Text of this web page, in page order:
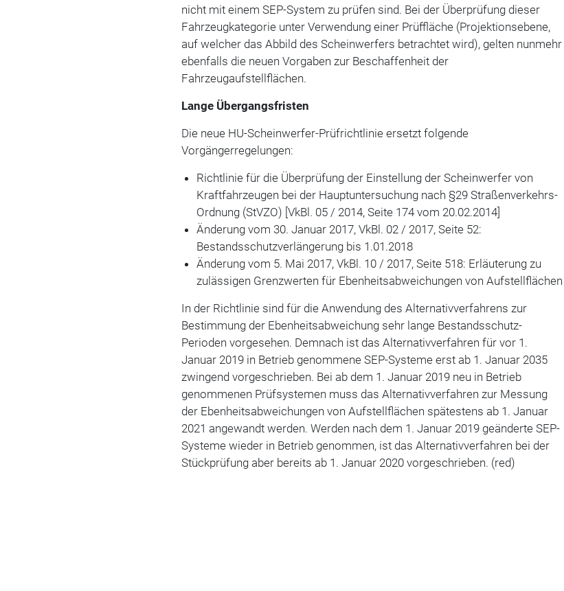
nicht mit einem SEP-System zu prüfen sind. Bei der Überprüfung dieser
Fahrzeugkategorie unter Verwendung einer Prüffläche (Projektionsebene,
auf welcher das Abbild des Scheinwerfers betrachtet wird), gelten nunmehr
ebenfalls die neuen Vorgaben zur Beschaffenheit der
Fahrzeugaufstellflächen.
Lange Übergangsfristen
Die neue HU-Scheinwerfer-Prüfrichtlinie ersetzt folgende
Vorgängerregelungen:
Richtlinie für die Überprüfung der Einstellung der Scheinwerfer von
Kraftfahrzeugen bei der Hauptuntersuchung nach §29 Straßenverkehrs-
Ordnung (StVZO) [VkBl. 05 / 2014, Seite 174 vom 20.02.2014]
Änderung vom 30. Januar 2017, VkBl. 02 / 2017, Seite 52:
Bestandsschutzverlängerung bis 1.01.2018
Änderung vom 5. Mai 2017, VkBl. 10 / 2017, Seite 518: Erläuterung zu
zulässigen Grenzwerten für Ebenheitsabweichungen von Aufstellflächen
In der Richtlinie sind für die Anwendung des Alternativverfahrens zur
Bestimmung der Ebenheitsabweichung sehr lange Bestandsschutz-
Perioden vorgesehen. Demnach ist das Alternativverfahren für vor 1.
Januar 2019 in Betrieb genommene SEP-Systeme erst ab 1. Januar 2035
zwingend vorgeschrieben. Bei ab dem 1. Januar 2019 neu in Betrieb
genommenen Prüfsystemen muss das Alternativverfahren zur Messung
der Ebenheitsabweichungen von Aufstellflächen spätestens ab 1. Januar
2021 angewandt werden. Werden nach dem 1. Januar 2019 geänderte SEP-
Systeme wieder in Betrieb genommen, ist das Alternativverfahren bei der
Stückprüfung aber bereits ab 1. Januar 2020 vorgeschrieben. (red)